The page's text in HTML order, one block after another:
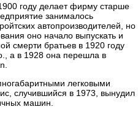
году делает фирму старше
занималось
автопроизводителей, но
оно начало выпускать и
смерти братьев в 1920 году
а в 1928 она перешла в
легковыми
случившийся в 1973, вынудил
машин.